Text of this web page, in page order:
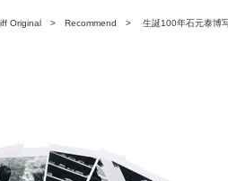
Original > Recommend > 生誕100年石元泰博